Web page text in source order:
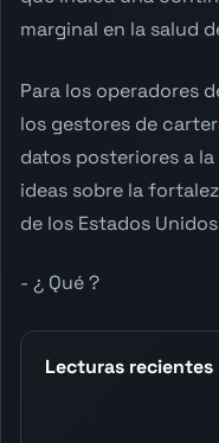
marginal en la salud
Para los operadores
los gestores de
datos posteriores a
ideas sobre la
de los Estados
- ¿ Qué ?
Lecturas recientes